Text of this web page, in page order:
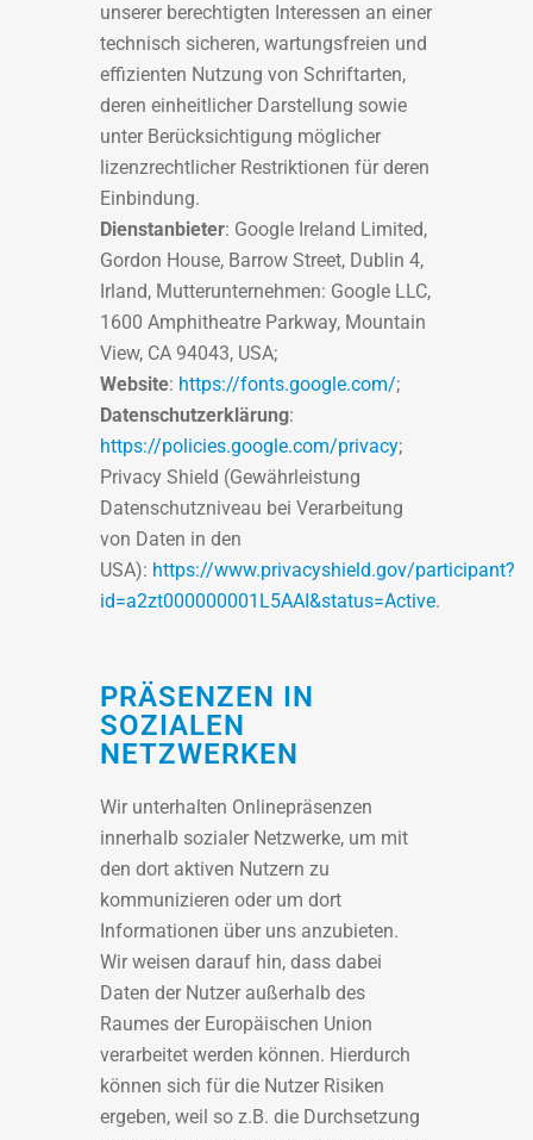
unserer berechtigten Interessen an einer
technisch sicheren, wartungsfreien und
effizienten Nutzung von Schriftarten,
deren einheitlicher Darstellung sowie
unter Berücksichtigung möglicher
lizenzrechtlicher Restriktionen für deren
Einbindung.
Dienstanbieter: Google Ireland Limited,
Gordon House, Barrow Street, Dublin 4,
Irland, Mutterunternehmen: Google LLC,
1600 Amphitheatre Parkway, Mountain
View, CA 94043, USA;
Website: https://fonts.google.com/;
Datenschutzerklärung:
https://policies.google.com/privacy;
Privacy Shield (Gewährleistung
Datenschutzniveau bei Verarbeitung
von Daten in den
USA): https://www.privacyshield.gov/participant?
id=a2zt000000001L5AAI&status=Active.
PRÄSENZEN IN
SOZIALEN
NETZWERKEN
Wir unterhalten Onlinepräsenzen
innerhalb sozialer Netzwerke, um mit
den dort aktiven Nutzern zu
kommunizieren oder um dort
Informationen über uns anzubieten.
Wir weisen darauf hin, dass dabei
Daten der Nutzer außerhalb des
Raumes der Europäischen Union
verarbeitet werden können. Hierdurch
können sich für die Nutzer Risiken
ergeben, weil so z.B. die Durchsetzung